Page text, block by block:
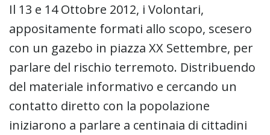
Il 13 e 14 Ottobre 2012, i Volontari,
appositamente formati allo scopo, scesero
con un gazebo in piazza XX Settembre, per
parlare del rischio terremoto. Distribuendo
del materiale informativo e cercando un
contatto diretto con la popolazione
iniziarono a parlare a centinaia di cittadini